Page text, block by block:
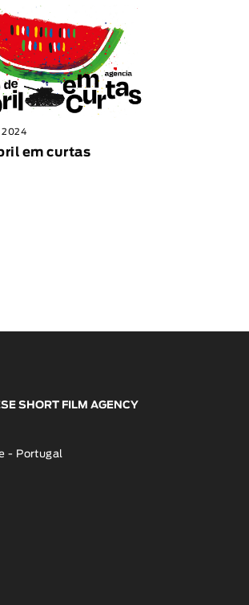
2024
em curtas
SHORT FILM AGENCY
- Portugal